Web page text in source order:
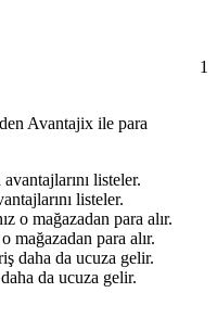
1
Avantajix ile para
listeler.
mağazadan para alır.
da ucuza gelir.